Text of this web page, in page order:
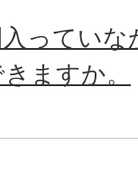
ってい
ますか。